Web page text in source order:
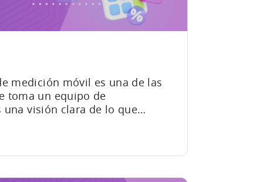
medición móvil es una de las
toma un equipo de
una visión clara de lo que
acabarás pagando